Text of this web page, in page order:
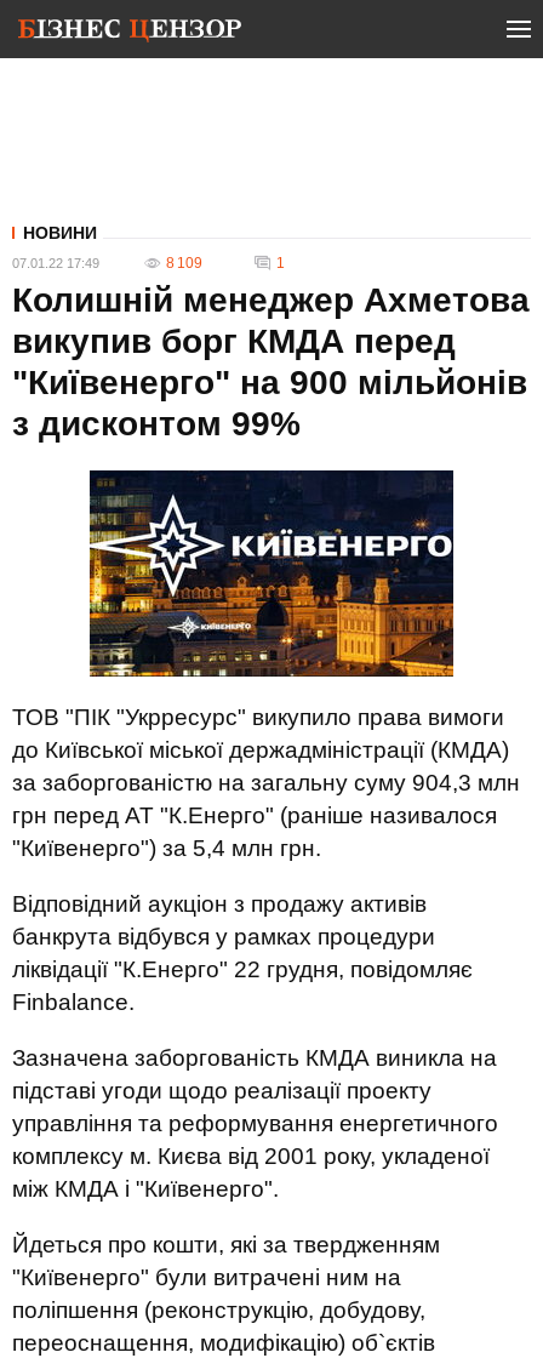
НОВИНИ
07.01.22 17:49 8 109 1
Колишній менеджер Ахметова
викупив борг КМДА перед
"Київенерго" на 900 мільйонів
з дисконтом 99%
ТОВ "ПІК "Укрресурс" викупило права вимоги
до Київської міської держадміністрації (КМДА)
за заборгованістю на загальну суму 904,3 млн
грн перед АТ "К.Енерго" (раніше називалося
"Київенерго") за 5,4 млн грн.
Відповідний аукціон з продажу активів
банкрута відбувся у рамках процедури
ліквідації "К.Енерго" 22 грудня, повідомляє
Finbalance.
Зазначена заборгованість КМДА виникла на
підставі угоди щодо реалізації проекту
управління та реформування енергетичного
комплексу м. Києва від 2001 року, укладеної
між КМДА і "Київенерго".
Йдеться про кошти, які за твердженням
"Київенерго" були витрачені ним на
поліпшення (реконструкцію, добудову,
переоснащення, модифікацію) об`єктів